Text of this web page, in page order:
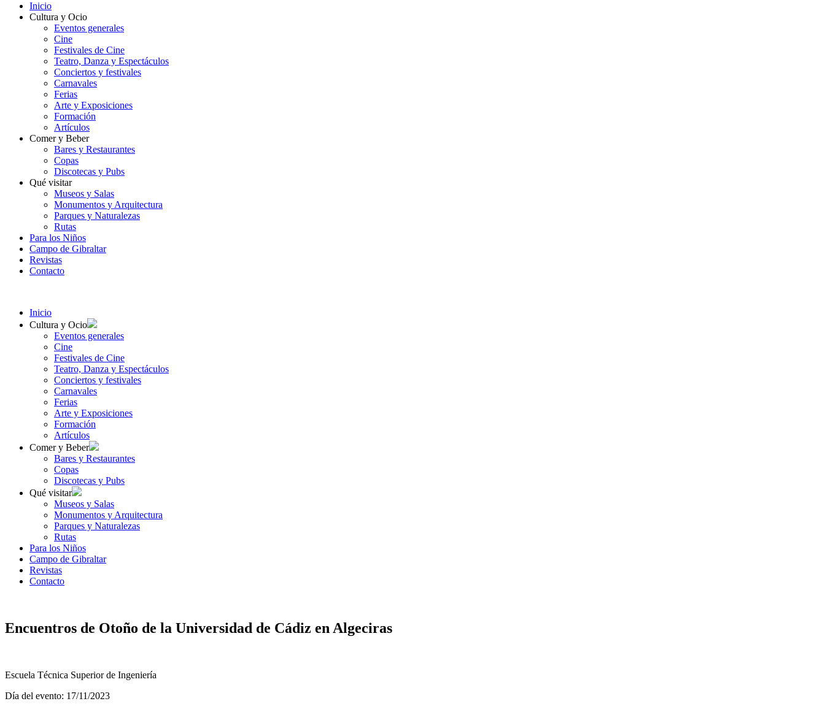
Inicio
Cultura y Ocio
Eventos generales
Cine
Festivales de Cine
Teatro, Danza y Espectáculos
Conciertos y festivales
Carnavales
Ferias
Arte y Exposiciones
Formación
Artículos
Comer y Beber
Bares y Restaurantes
Copas
Discotecas y Pubs
Qué visitar
Museos y Salas
Monumentos y Arquitectura
Parques y Naturalezas
Rutas
Para los Niños
Campo de Gibraltar
Revistas
Contacto
Inicio
Cultura y Ocio
Eventos generales
Cine
Festivales de Cine
Teatro, Danza y Espectáculos
Conciertos y festivales
Carnavales
Ferias
Arte y Exposiciones
Formación
Artículos
Comer y Beber
Bares y Restaurantes
Copas
Discotecas y Pubs
Qué visitar
Museos y Salas
Monumentos y Arquitectura
Parques y Naturalezas
Rutas
Para los Niños
Campo de Gibraltar
Revistas
Contacto
Encuentros de Otoño de la Universidad de Cádiz en Algeciras
Escuela Técnica Superior de Ingeniería
Día del evento: 17/11/2023